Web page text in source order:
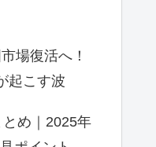
場復活へ！
起こす波
め｜2025年